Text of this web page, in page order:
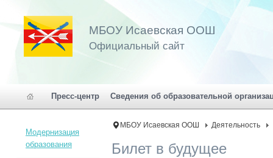
МБОУ Исаевская ООШ
Официальный сайт
Пресс-центр Сведения об образовательной
МБОУ Исаевская ООШ Деятельность
Билет в будущее
Модернизация
образования